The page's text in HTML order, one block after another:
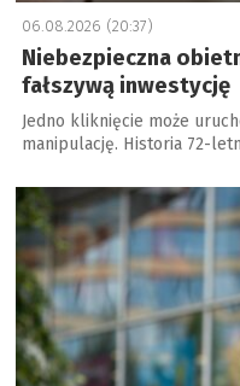
06.08.2026 (20:37)
Niebezpieczna
fałszywą inwestycję
Jedno kliknięcie może
manipulację. Historia 72-
a